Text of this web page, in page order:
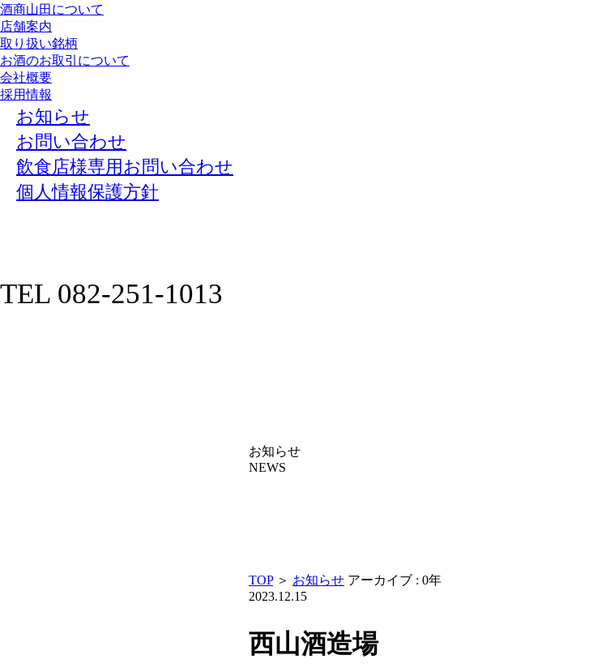
酒商山田について
店舗案内
取り扱い銘柄
お酒のお取引について
会社概要
採用情報
お知らせ
お問い合わせ
飲食店様専用お問い合わせ
個人情報保護方針
TEL 082-251-1013
お知らせ
NEWS
TOP＞ お知らせ アーカイブ : 0年
2023.12.15
西山酒造場